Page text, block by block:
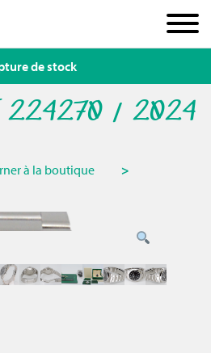
I 224270 / 2024
à la boutique >
de stock